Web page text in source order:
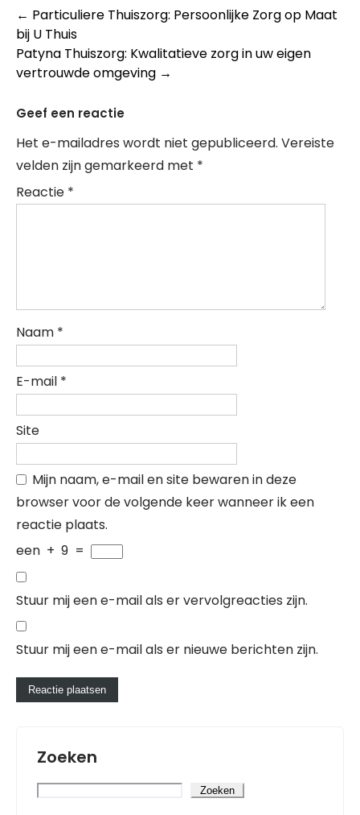
Post
navigation
← Particuliere Thuiszorg: Persoonlijke Zorg op Maat
bij U Thuis
Patyna Thuiszorg: Kwalitatieve zorg in uw eigen
vertrouwde omgeving →
Geef een reactie
Het e-mailadres wordt niet gepubliceerd. Vereiste
velden zijn gemarkeerd met *
Reactie *
Naam *
E-mail *
Site
Mijn naam, e-mail en site bewaren in deze
browser voor de volgende keer wanneer ik een
reactie plaats.
een + 9 =
Stuur mij een e-mail als er vervolgreacties zijn.
Stuur mij een e-mail als er nieuwe berichten zijn.
Zoeken
Zoeken